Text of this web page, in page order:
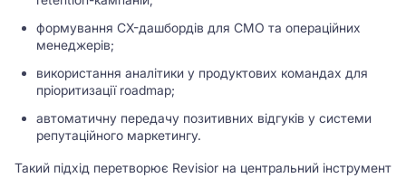
формування CX-дашбордів для CMO та операційних
менеджерів;
використання аналітики у продуктових командах для
пріоритизації roadmap;
автоматичну передачу позитивних відгуків у системи
репутаційного маркетингу.
Такий підхід перетворює Revisior на центральний інструмент